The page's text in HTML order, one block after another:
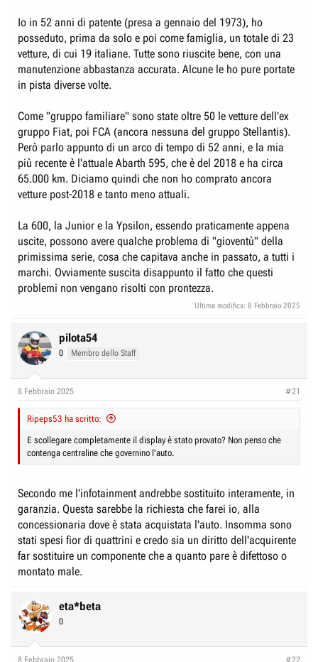
Io in 52 anni di patente (presa a gennaio del 1973), ho
posseduto, prima da solo e poi come famiglia, un totale di 23
vetture, di cui 19 italiane. Tutte sono riuscite bene, con una
manutenzione abbastanza accurata. Alcune le ho pure portate
in pista diverse volte.
Come "gruppo familiare" sono state oltre 50 le vetture dell'ex
gruppo Fiat, poi FCA (ancora nessuna del gruppo Stellantis).
Però parlo appunto di un arco di tempo di 52 anni, e la mia
più recente è l'attuale Abarth 595, che è del 2018 e ha circa
65.000 km. Diciamo quindi che non ho comprato ancora
vetture post-2018 e tanto meno attuali.
La 600, la Junior e la Ypsilon, essendo praticamente appena
uscite, possono avere qualche problema di "gioventù" della
primissima serie, cosa che capitava anche in passato, a tutti i
marchi. Ovviamente suscita disappunto il fatto che questi
problemi non vengano risolti con prontezza.
Ultima modifica: 8 Febbraio 2025
pilota54
0 Membro dello Staff
8 Febbraio 2025 #21
Ripeps53 ha scritto:
E scollegare completamente il display è stato provato? Non penso che
contenga centraline che governino l'auto.
Secondo me l'infotainment andrebbe sostituito interamente, in
garanzia. Questa sarebbe la richiesta che farei io, alla
concessionaria dove è stata acquistata l'auto. Insomma sono
stati spesi fior di quattrini e credo sia un diritto dell'acquirente
far sostituire un componente che a quanto pare è difettoso o
montato male.
eta*beta
0
8 Febbraio 2025 #22